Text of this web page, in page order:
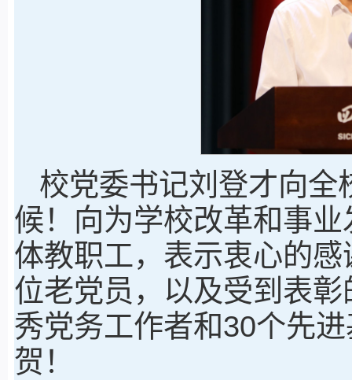
校党委书记刘登才向全
候！向为学校改革和事
体教职工，表示衷心的感
位老党员，以及受到表
秀党务工作者和30个先
贺！